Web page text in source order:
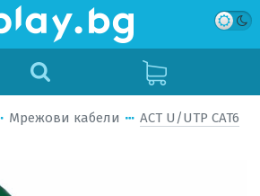
Мрежови кабели
ACT U/UTP CAT6